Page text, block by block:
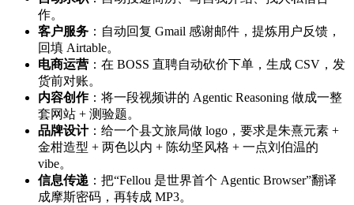
作。
客户服务 ：自动回复 Gmail 感谢邮件，提炼用户反馈，
回填 Airtable。
电商运营 ：在 BOSS 直聘自动砍价下单，生成 CSV，发
货前对账。
内容创作：将一段视频讲的 Agentic Reasoning 做成一整
套网站 + 测验题。
品牌设计：给一个县文旅局做 logo，要求是朱熹元素 +
金柑造型 + 两色以内 + 陈幼坚风格 + 一点刘伯温的
vibe。
信息传递 ：把“Fellou 是世界首个 Agentic Browser”翻译
成摩斯密码，再转成 MP3。